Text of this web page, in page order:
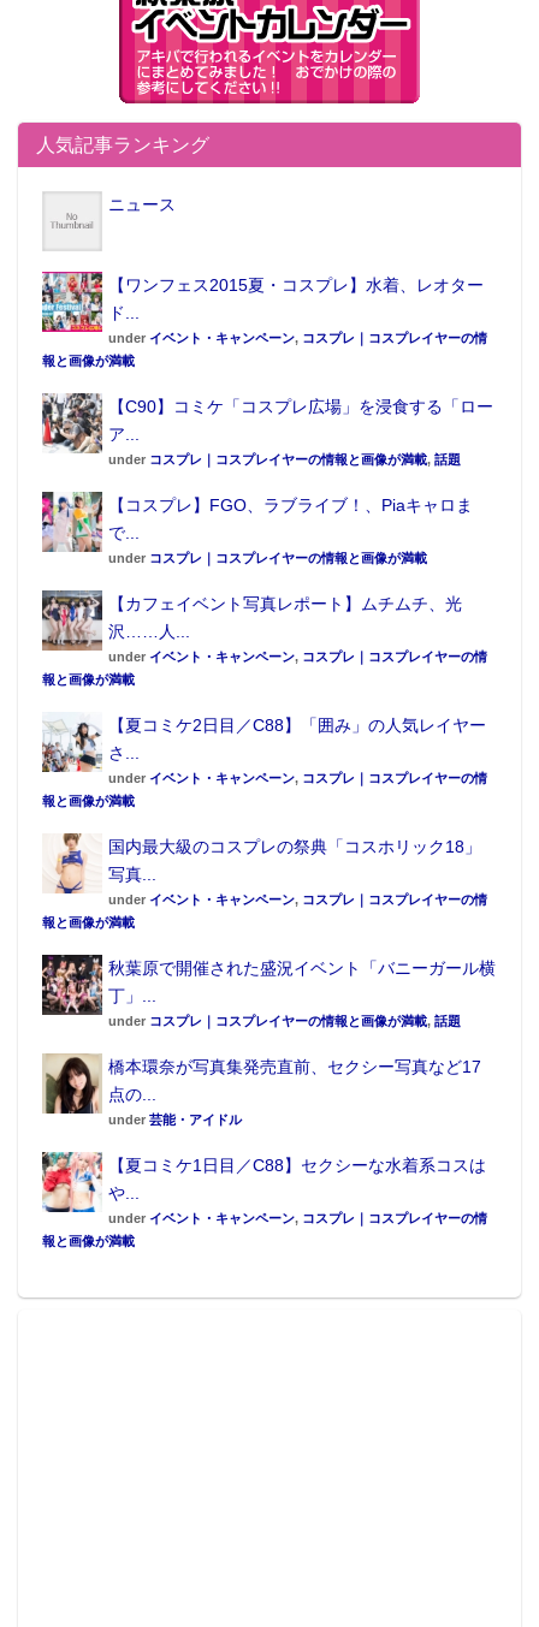
人気記事ランキング
ニュース
【ワンフェス2015夏・コスプレ】水着、レオター
ド...
under イベント・キャンペーン, コスプレ｜コスプレイヤーの情
報と画像が満載
【C90】コミケ「コスプレ広場」を浸食する「ロー
ア...
under コスプレ｜コスプレイヤーの情報と画像が満載, 話題
【コスプレ】FGO、ラブライブ！、Piaキャロま
で...
under コスプレ｜コスプレイヤーの情報と画像が満載
【カフェイベント写真レポート】ムチムチ、光
沢……人...
under イベント・キャンペーン, コスプレ｜コスプレイヤーの情
報と画像が満載
【夏コミケ2日目／C88】「囲み」の人気レイヤー
さ...
under イベント・キャンペーン, コスプレ｜コスプレイヤーの情
報と画像が満載
国内最大級のコスプレの祭典「コスホリック18」
写真...
under イベント・キャンペーン, コスプレ｜コスプレイヤーの情
報と画像が満載
秋葉原で開催された盛況イベント「バニーガール横
丁」...
under コスプレ｜コスプレイヤーの情報と画像が満載, 話題
橋本環奈が写真集発売直前、セクシー写真など17
点の...
under 芸能・アイドル
【夏コミケ1日目／C88】セクシーな水着系コスは
や...
under イベント・キャンペーン, コスプレ｜コスプレイヤーの情
報と画像が満載